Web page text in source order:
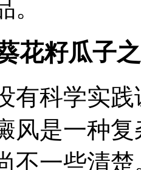
花籽瓜子
科学实践
风是一种
不一些清